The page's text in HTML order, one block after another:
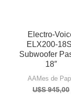
Electro-
ELX200-
Subwoofer
18″
AAMes de
U$S945,00